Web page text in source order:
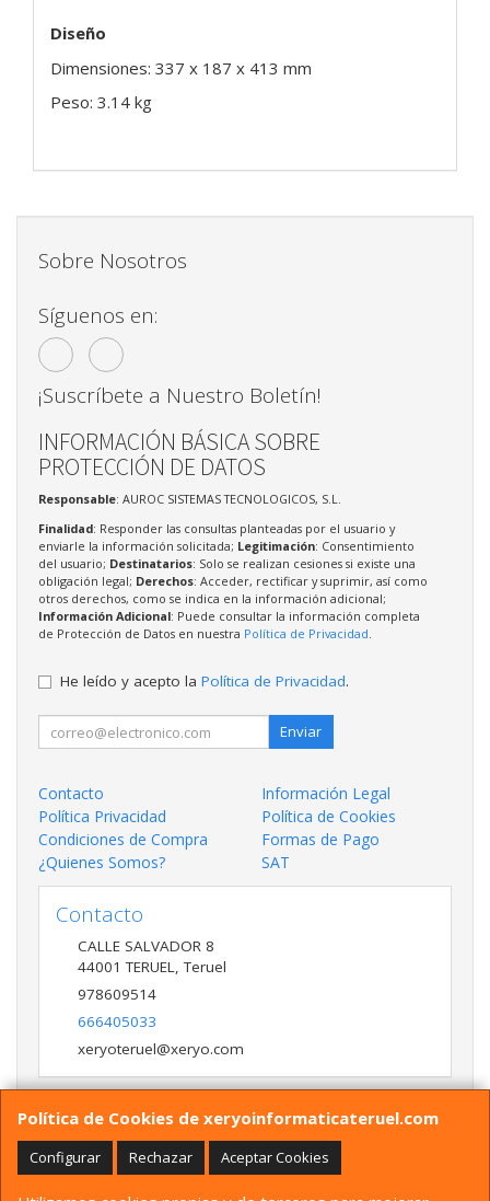
Diseño
Dimensiones: 337 x 187 x 413 mm
Peso: 3.14 kg
Política de Cookies de xeryoinformaticateruel.com
Configurar Rechazar Aceptar Cookies
Sobre Nosotros
Síguenos en:
¡Suscríbete a Nuestro Boletín!
INFORMACIÓN BÁSICA SOBRE
PROTECCIÓN DE DATOS
Responsable: AUROC SISTEMAS TECNOLOGICOS, S.L.
Finalidad: Responder las consultas planteadas por el usuario y
enviarle la información solicitada; Legitimación: Consentimiento
del usuario; Destinatarios: Solo se realizan cesiones si existe una
obligación legal; Derechos: Acceder, rectificar y suprimir, así como
otros derechos, como se indica en la información adicional;
Información Adicional: Puede consultar la información completa
de Protección de Datos en nuestra Política de Privacidad
He leído y acepto la Política de Privacidad.
Enviar
Contacto
Información Legal
Política Privacidad
Política de Cookies
Condiciones de Compra
Formas de Pago
¿Quienes Somos?
SAT
Contacto
CALLE SALVADOR 8
44001 TERUEL,Teruel
978609514
666405033
xeryoteruel@xeryo.com
Horario
LUNES A VIERNES 9:30 A 13:30 17:00 a 20:00 Y
SÁBADO 10:00 A 13:30